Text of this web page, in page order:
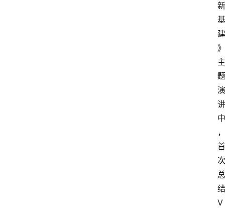
新
基
建
》
主
题
演
讲
中
，
首
次
总
结
V